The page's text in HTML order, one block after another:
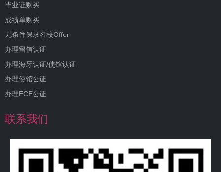
毕业证购买
成绩单购买
无条件保录名校Offer
办理留信认证
办理海牙认证/使馆认证
办理使馆公证
办理ECE公证
联系我们